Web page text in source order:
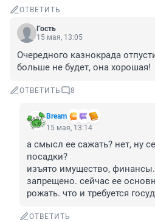
ОТВЕТИТЬ
Гость
15 мая, 13:05
Очередного казнокрада
больше не будет, она хорошая!
ОТВЕТИТЬ 8
Bream
15 мая, 13:14
а смысл ее сажать? нет, ну
посадки?
изъято имущество,
запрещено. сейчас ее
рожать. что и требуется
ОТВЕТИТЬ